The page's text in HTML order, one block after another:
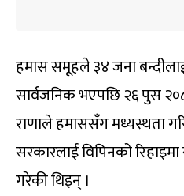
हमास समूहले ३४ जना
सार्वजनिक भएपछि २६ पुस २०८१
राणाले हमाससँग मध्यस्थता
सरकारलाई विपिनको
गरेकी थिइन् ।